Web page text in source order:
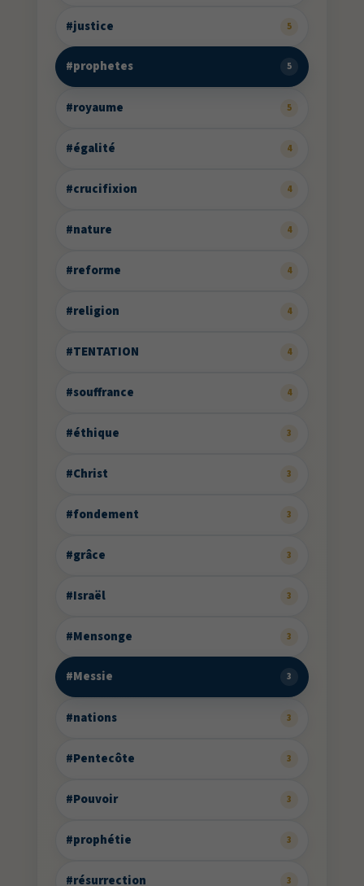
#justice 5
#prophetes 5
#royaume 5
#égalité 4
#crucifixion 4
#nature 4
#reforme 4
#religion 4
#TENTATION 4
#souffrance 4
#éthique 3
#Christ 3
#fondement 3
#grâce 3
#Israël 3
#Mensonge 3
#Messie 3
#nations 3
#Pentecôte 3
#Pouvoir 3
#prophétie 3
#résurrection 3